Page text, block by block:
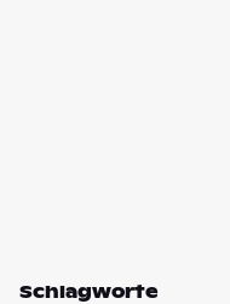
Schlagworte